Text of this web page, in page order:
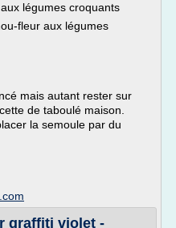
légumes croquants
fleur aux légumes
mais autant rester sur
de taboulé maison.
la semoule par du
graffiti violet -